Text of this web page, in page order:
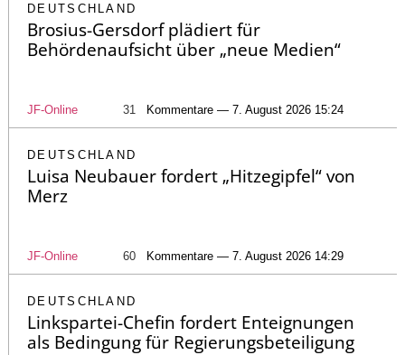
DEUTSCHLAND
Brosius-Gersdorf plädiert für
Behördenaufsicht über „neue Medien“
JF-Online 31 Kommentare — 7. August 2026 15:24
DEUTSCHLAND
Luisa Neubauer fordert „Hitzegipfel“ von
Merz
JF-Online 60 Kommentare — 7. August 2026 14:29
DEUTSCHLAND
Linkspartei-Chefin fordert Enteignungen
als Bedingung für Regierungsbeteiligung